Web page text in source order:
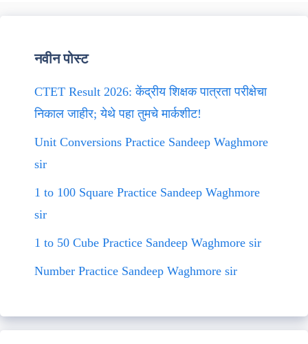
नवीन पोस्ट
CTET Result 2026: केंद्रीय शिक्षक पात्रता परीक्षेचा
निकाल जाहीर; येथे पहा तुमचे मार्कशीट!
Unit Conversions Practice Sandeep Waghmore
sir
1 to 100 Square Practice Sandeep Waghmore
sir
1 to 50 Cube Practice Sandeep Waghmore sir
Number Practice Sandeep Waghmore sir